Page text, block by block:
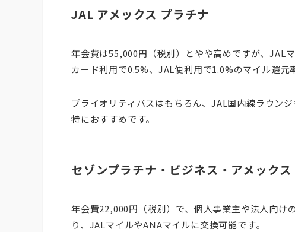
JAL アメックス プラチナ
年会費は55,000円（税別）とやや高めですが、JAL
カード利用で0.5%、JAL便利用で1.0%のマイル還元
プライオリティパスはもちろん、JAL国内線ラウン
特におすすめです。
セゾンプラチナ・ビジネス・アメックス
年会費22,000円（税別）で、個人事業主や法人向け
り、JALマイルやANAマイルに交換可能です。